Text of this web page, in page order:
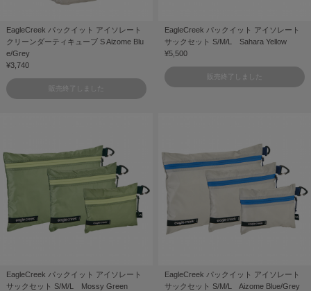
EagleCreek パックイット アイソレート
クリーンダーティキューブ S Aizome Blu
e/Grey
¥3,740
販売終了しました
EagleCreek パックイット アイソレート
サックセット S/M/L Sahara Yellow
¥5,500
販売終了しました
EagleCreek パックイット アイソレート
サックセット S/M/L Mossy Green
EagleCreek パックイット アイソレート
サックセット S/M/L Aizome Blue/Grey